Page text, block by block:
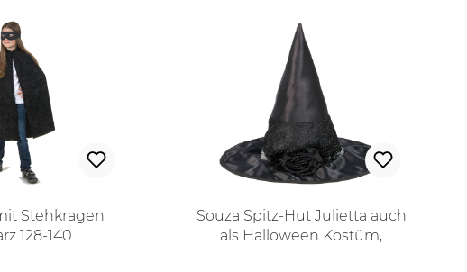
Stehkragen
128-140
Souza Spitz-Hut Julietta auch
als Halloween Kostüm,